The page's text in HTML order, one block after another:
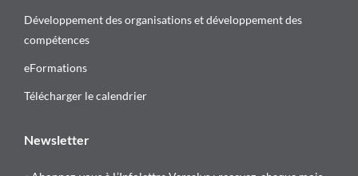
Développement des organisations et développement des
compétences
eFormations
Télécharger le calendrier
Newsletter